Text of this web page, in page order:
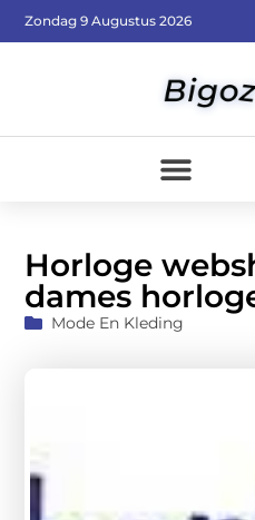
Zondag 9 Augustus 2026
Horloge
dames
Mode En Kleding